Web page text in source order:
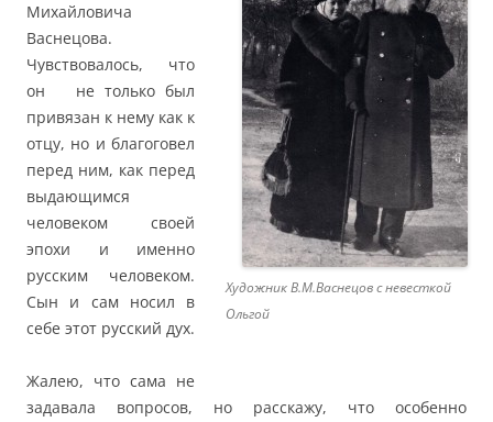
Художник В.М.Васнецов с невесткой
Ольгой
Михайловича
Васнецова.
Чувствовалось, что
он не только был
привязан к нему как к
отцу, но и благоговел
перед ним, как перед
выдающимся
человеком своей
эпохи и именно
русским человеком.
Сын и сам носил в
себе этот русский дух.
Жалею, что сама не
задавала вопросов, но расскажу, что особенно